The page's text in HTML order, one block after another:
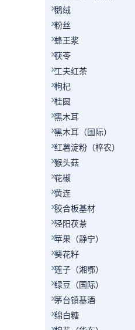
鹅绒
粉丝
蜂王浆
茯苓
工夫红茶
枸杞
桂圆
黑木耳
黑木耳（国际）
红薯淀粉（梓农）
猴头菇
花椒
黄连
胶合板基材
泾阳茯茶
苹果（静宁）
葵花籽
莲子（湘鄂）
绿豆（国际）
茅台镇基酒
绵白糖